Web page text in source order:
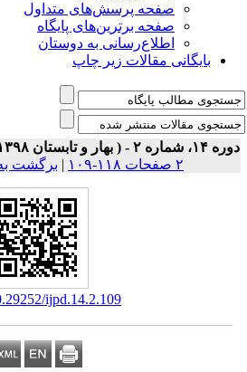
صفحه پرسش‌های متداول
صفحه برترین‌های پایگاه
اطلاع‌رسانی به دوستان
بایگانی مقالات زیر چاپ
شماره ۲ - ( بهار و تابستان ۱۳۹۸ )
| برگشت
ijpd.14.2.109